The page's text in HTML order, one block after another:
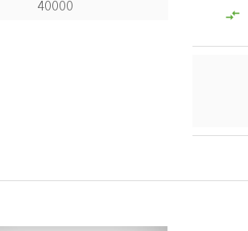
40000